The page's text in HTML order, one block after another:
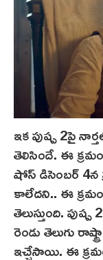
ఇక పుష్ప 2పై
తెలిసిందే. ఈ
షోస్ డిసెంబర్ 4న
కాలేదని.. ఈ
తెలుస్తుంది.
రెండు తెలుగు
ఇచ్చేసాయి. ఈ